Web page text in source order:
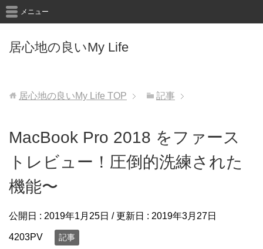
居心地の良いMy Life
メニュー
居心地の良いMy Life TOP 記事
MacBook Pro 2018 をファース
トレビュー！圧倒的洗練された
機能〜
公開日 : 2019年1月25日 / 更新日 : 2019年3月27日
4203PV 記事